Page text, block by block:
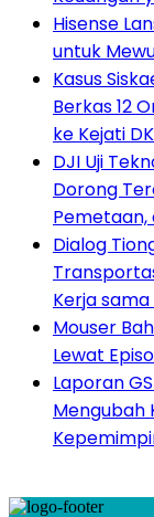
Hisense
untuk
Kasus
Berkas 12
ke Kejati
DJI Uji
Dorong
Pemetaan,
Dialog
Kerja
Mouser
Lewat
Laporan
Mengubah